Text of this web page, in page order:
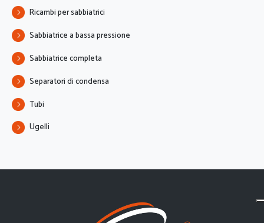
Ricambi per sabbiatrici
Sabbiatrice a bassa pressione
Sabbiatrice completa
Separatori di condensa
Tubi
Ugelli